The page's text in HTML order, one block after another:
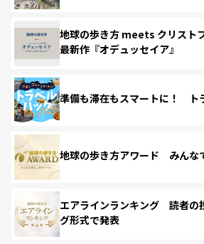
地球の歩き方 meets クリスト
最新作『オデュッセイア』
準備も滞在もスマートに！ ト
地球の歩き方アワード みんな
エアラインランキング 読者の
グ形式で発表